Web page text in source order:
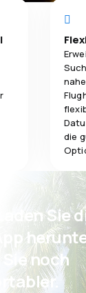
die
Sie
Sie noch